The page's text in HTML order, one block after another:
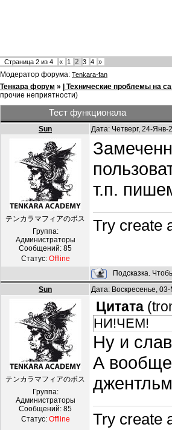
Страница 2 из 4 « 1 2 3 4 »
Модератор форума: Tenkara-fan
Тенкара форум » | Технические проблемы на
прочие неприятности)
Тест функционала
Sun Дата: Четверг, 24-
テンカラマフィアのボス
Группа:
Администраторы
Сообщений: 85
Статус: Offline
т.п.
Try create
Подсказка.
Sun
Дата: Воскресенье,
テンカラマフィアのボス
Группа:
Администраторы
Сообщений: 85
Статус: Offline
Цитата (
НИ!ЧЕМ!
Ну и
А
Try create